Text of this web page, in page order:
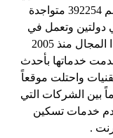
رقم 392254 متواجدة
دولتين وتعمل في
هذا المجال منذ 2005
خدماتها بأحدث
واحتلت موقعاً
بين الشركات التي
خدمات تسكين
.